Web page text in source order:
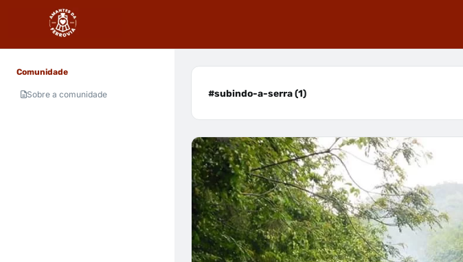
Comunidade
Sobre a comunidade #subindo-a-serra (1)